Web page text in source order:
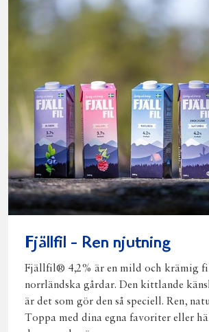
Fjällfil - Ren njutning
Fjällfil® 4,2% är en mild och krämig
norrländska gårdar. Den kittlande
är det som gör den så speciell. Ren,
Toppa med dina egna favoriter eller